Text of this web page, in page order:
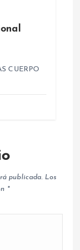
CUERPO
publicada. Los
*